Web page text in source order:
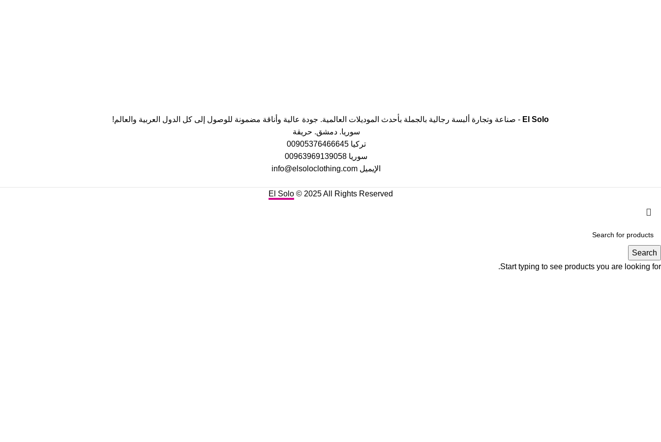
El Solo - صناعة وتجارة ألبسة رجالية بالجملة بأحدث الموديلات العالمية. جودة عالية وأناقة مضمونة للوصول إلى كل الدول العربية والعالم!
سوريا. دمشق. حريقة
تركيا 00905376466645
سوريا 00963969139058
الإيميل info@elsoloclothing.com
El Solo© 2025 All Rights Reserved
Search
Start typing to see products you are looking for.